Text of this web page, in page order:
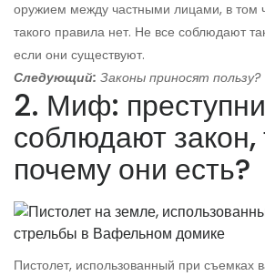
оружием между частными лицами, в том
такого правила нет. Не все соблюдают
если они существуют.
Следующий: Законы приносят пользу?
2. Миф:
соблюдают закон,
почему они есть?
Пистолет, использованный при съемках